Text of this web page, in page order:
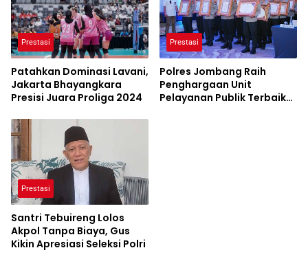
Prestasi
Patahkan Dominasi Lavani,
Jakarta Bhayangkara
Presisi Juara Proliga 2024
Prestasi
Polres Jombang Raih
Penghargaan Unit
Pelayanan Publik Terbaik
Prestasi
Santri Tebuireng Lolos
Akpol Tanpa Biaya, Gus
Kikin Apresiasi Seleksi Polri